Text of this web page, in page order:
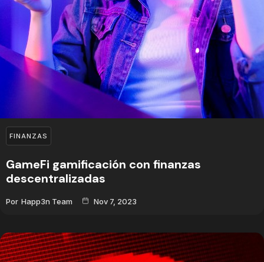
FINANZAS
GameFi gamificación con finanzas
descentralizadas
Por Happ3n Team Nov 7, 2023